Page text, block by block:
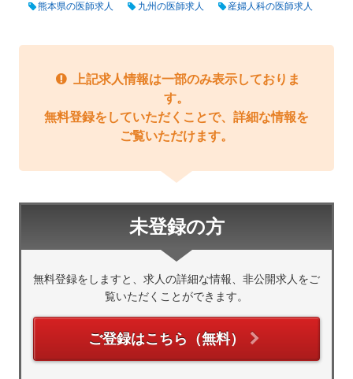
熊本県の医師求人 九州の医師求人 産婦人科の医師求人
上記求人情報は一部のみ表示しておりま
す。
無料登録をしていただくことで、詳細な情報を
ご覧いただけます。
未登録の方
無料登録をしますと、求人の詳細な情報、非公開求人をご
覧いただくことができます。
ご登録はこちら（無料）